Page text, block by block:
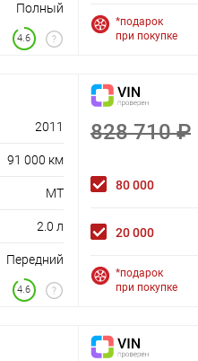
Полный
4.6
*подарок
при покупке
2011
91 000 км
MT
2.0 л
Передний
4.6
828 710 ₽
80 000
20 000
*подарок
при покупке